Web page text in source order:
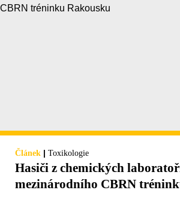
Článek | Toxikologie
Hasiči z chemických
mezinárodního CBRN